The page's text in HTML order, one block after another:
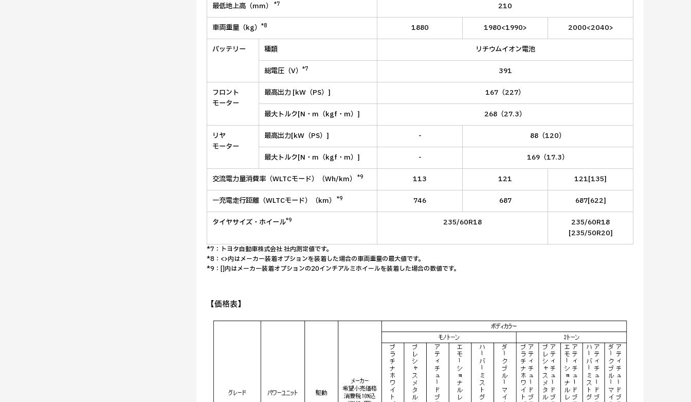
最低地上高（mm） *7 210
車両重量（kg） *8 1880 1980<1990> 2000<2040>
バッテリー 種類 リチウムイオン電池
総電圧（V） *7 391
フロント
モーター
最高出力 [kW（PS）] 167（227）
最大トルク[N・m（kgf・m）] 268（27.3）
リヤ
モーター
最高出力[kW（PS）] - 88（120）
最大トルク[N・m（kgf・m）] - 169（17.3）
交流電力量消費率（WLTCモード）（Wh/km） *9 113 121 121[135]
一充電走行距離（WLTCモード）（km） *9 746 687 687[622]
タイヤサイズ・ホイール*9 235/60R18
235/60R18
[235/50R20]
*7：トヨタ自動車株式会社 社内測定値です。
*8：<>内はメーカー装着オプションを装着した場合の車両重量の最大値です。
*9：[]内はメーカー装着オプションの20インチアルミホイールを装着した場合の数値です。
【価格表】